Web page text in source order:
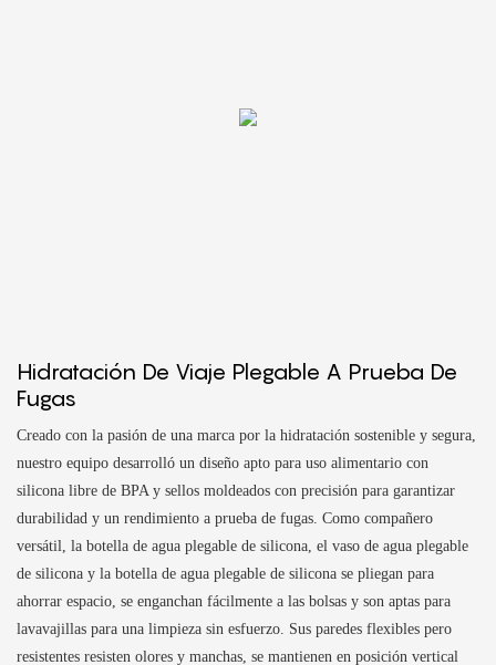
Hidratación De Viaje Plegable A Prueba De
Fugas
Creado con la pasión de una marca por la hidratación sostenible y segura,
nuestro equipo desarrolló un diseño apto para uso alimentario con
silicona libre de BPA y sellos moldeados con precisión para garantizar
durabilidad y un rendimiento a prueba de fugas. Como compañero
versátil, la botella de agua plegable de silicona, el vaso de agua plegable
de silicona y la botella de agua plegable de silicona se pliegan para
ahorrar espacio, se enganchan fácilmente a las bolsas y son aptas para
lavavajillas para una limpieza sin esfuerzo. Sus paredes flexibles pero
resistentes resisten olores y manchas, se mantienen en posición vertical